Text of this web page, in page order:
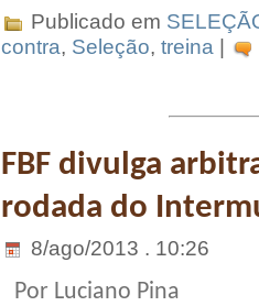
Publicado em
contra, Seleção, treina
FBF divulga
rodada do
8/ago/2013 . 10:26
Por Luciano Pina